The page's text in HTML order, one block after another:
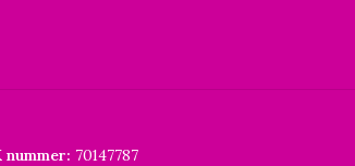
nummer: 70147787